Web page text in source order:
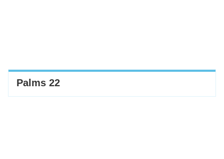
Palms 22